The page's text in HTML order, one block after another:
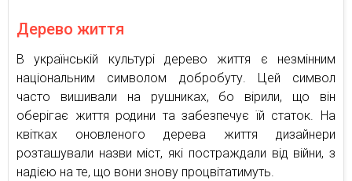
Дерево життя
В українській культурі дерево життя є незмінним
національним символом добробуту. Цей символ
часто вишивали на рушниках, бо вірили, що він
оберігає життя родини та забезпечує їй статок. На
квітках оновленого дерева життя дизайнери
розташували назви міст, які постраждали від війни, з
надією на те, що вони знову процвітатимуть.